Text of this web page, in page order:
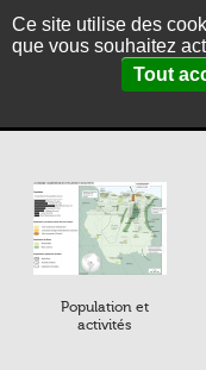
En Es
PHOTOGRAPHIES
LA CARAIBE EN BREF
Cartothèque>Les
Population et
activités
Panneau de gestion
Ce site utilise des
que vous souhaitez
Tout